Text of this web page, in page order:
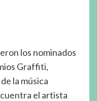
los nominados
Graffiti,
la música
el artista